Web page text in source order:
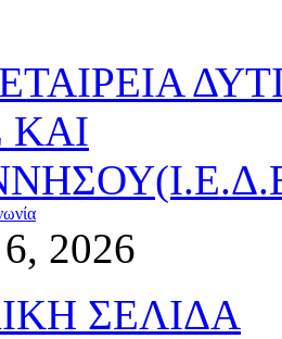
2026
ΣΕΛΙΔΑ